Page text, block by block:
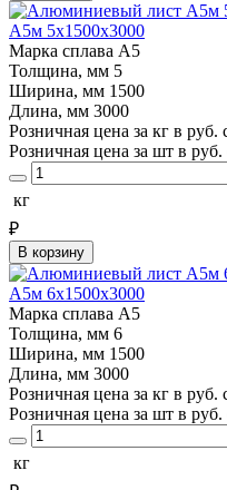
А5м 5х1500х3000
Марка сплава А5
Толщина, мм 5
Ширина, мм 1500
Длина, мм 3000
Розничная цена за кг в
Розничная цена за шт в
кг
₽
В корзину
А5м 6х1500х3000
Марка сплава А5
Толщина, мм 6
Ширина, мм 1500
Длина, мм 3000
Розничная цена за кг в
Розничная цена за шт в
кг